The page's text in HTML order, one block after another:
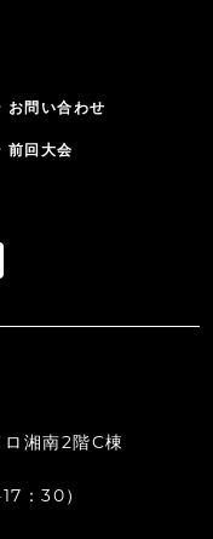
お問い合わせ
前回大会
ロ湘南2階C棟
：30）